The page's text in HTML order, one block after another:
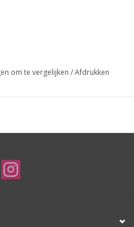
om te vergelijken /Afdrukken